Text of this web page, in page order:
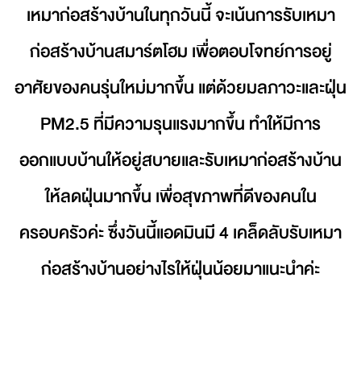
เหมาก่อสร้างบ้านในทุกวันนี้ จะเน้นการรับเหมา
ก่อสร้างบ้านสมาร์ตโฮม เพื่อตอบโจทย์การอยู่
อาศัยของคนรุ่นใหม่มากขึ้น แต่ด้วยมลภาวะและฝุ่น
PM2.5 ที่มีความรุนแรงมากขึ้น ทำให้มีการ
ออกแบบบ้านให้อยู่สบายและรับเหมาก่อสร้างบ้าน
ให้ลดฝุ่นมากขึ้น เพื่อสุขภาพที่ดีของคนใน
ครอบครัวค่ะ ซึ่งวันนี้แอดมินมี 4 เคล็ดลับรับเหมา
ก่อสร้างบ้านอย่างไรให้ฝุ่นน้อยมาแนะนำค่ะ